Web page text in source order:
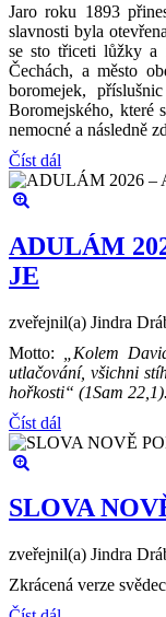
Jaro roku 1893
slavnosti byla
se sto třiceti lůžky a
Čechách, a město
boromejek,
Boromejského, které
nemocné a následně
Číst dál
ADULÁM
JE
zveřejnil(a) Jindra
Motto:
„Kolem
utlačování, všichni
hořkosti“ (1Sam 22,1).
Číst dál
SLOVA
zveřejnil(a) Jindra
Zkrácená verze